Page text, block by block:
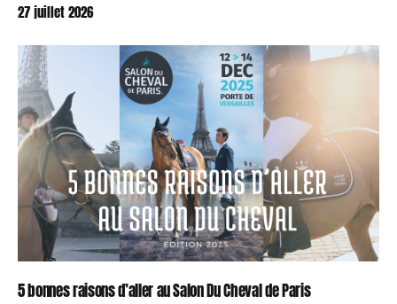
27 juillet 2026
5 bonnes raisons d’aller au Salon Du Cheval de Paris